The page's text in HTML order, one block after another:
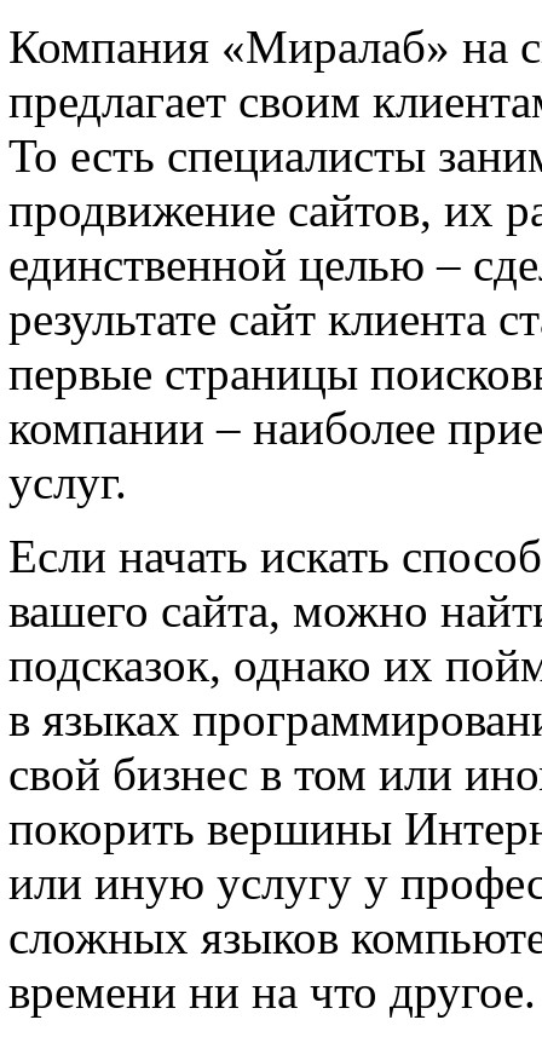
Компания «Миралаб» на
предлагает своим
То есть специалисты
продвижение сайтов, их
единственной целью –
результате сайт клиента
первые страницы
компании – наиболее
услуг.
Если начать искать
вашего сайта, можно
подсказок, однако их
в языках
свой бизнес в том или
покорить вершины
или иную услугу у
сложных языков
времени ни на что другое.